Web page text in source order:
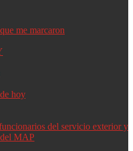
me marcaron
hoy
del servicio exterior y
MAP